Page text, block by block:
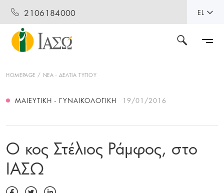
2106184000 EL
HOMEPAGE ΝΕΑ - ΔΕΛΤΙΑ ΤΥΠΟΥ
ΜΑΙΕΥΤΙΚΉ - ΓΥΝΑΙΚΟΛΟΓΙΚΉ 19/01/2016
O κος Στέλιος Ράμφος, στο
ΙΑΣΩ